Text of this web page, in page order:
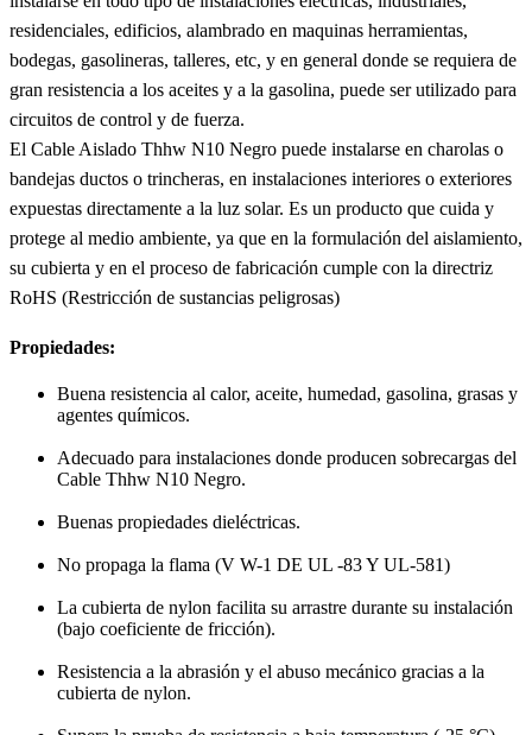
residenciales, edificios, alambrado en maquinas herramientas,
bodegas, gasolineras, talleres, etc, y en general donde se requiera de
gran resistencia a los aceites y a la gasolina, puede ser utilizado para
circuitos de control y de fuerza.
El Cable Aislado Thhw N10 Negro puede instalarse en charolas o
bandejas ductos o trincheras, en instalaciones interiores o exteriores
expuestas directamente a la luz solar. Es un producto que cuida y
protege al medio ambiente, ya que en la formulación del aislamiento,
su cubierta y en el proceso de fabricación cumple con la directriz
RoHS (Restricción de sustancias peligrosas)
Propiedades:
Buena resistencia al calor, aceite, humedad, gasolina, grasas y
agentes químicos.
Adecuado para instalaciones donde producen sobrecargas del
Cable Thhw N10 Negro.
Buenas propiedades dieléctricas.
No propaga la flama (V W-1 DE UL -83 Y UL-581)
La cubierta de nylon facilita su arrastre durante su instalación
(bajo coeficiente de fricción).
Resistencia a la abrasión y el abuso mecánico gracias a la
cubierta de nylon.